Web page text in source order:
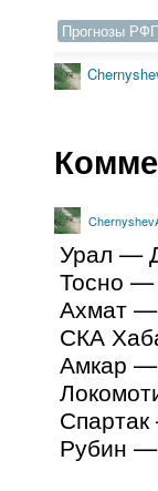
Прогнозы
Урал —
Тосно —
Ахмат —
СКА
Амкар
Рубин —